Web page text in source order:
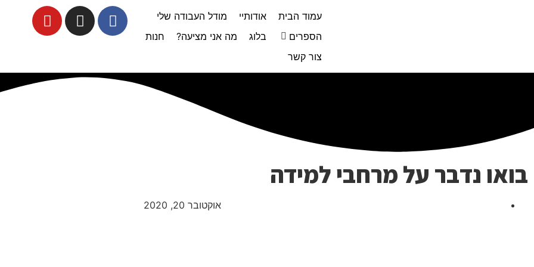
עמוד הבית אודותיי
מודל העבודה שלי
הספרים
בלוג מה אני מציעה?
חנות
צור קשר
בואו נדבר על מרחבי למידה
אוקטובר 20, 2020